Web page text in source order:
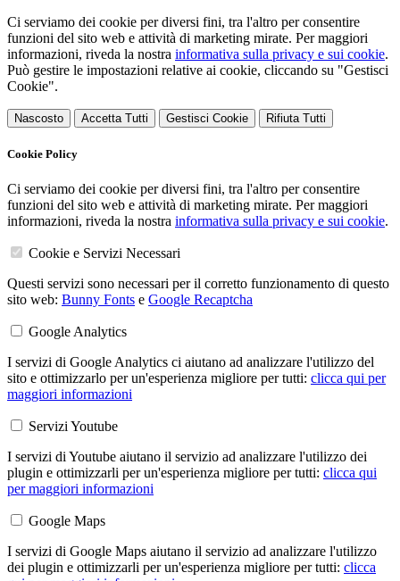
Ci serviamo dei cookie per diversi fini, tra l'altro per consentire
funzioni del sito web e attività di marketing mirate. Per maggiori
informazioni, riveda la nostra informativa sulla privacy e sui cookie.
Può gestire le impostazioni relative ai cookie, cliccando su "Gestisci
Cookie".
Nascosto Accetta Tutti Gestisci Cookie Rifiuta Tutti
Cookie Policy
Ci serviamo dei cookie per diversi fini, tra l'altro per consentire
funzioni del sito web e attività di marketing mirate. Per maggiori
informazioni, riveda la nostra informativa sulla privacy e sui cookie.
Cookie e Servizi Necessari
Questi servizi sono necessari per il corretto funzionamento di questo
sito web: Bunny Fonts e Google Recaptcha
Google Analytics
I servizi di Google Analytics ci aiutano ad analizzare l'utilizzo del
sito e ottimizzarlo per un'esperienza migliore per tutti: clicca qui per
maggiori informazioni
Servizi Youtube
I servizi di Youtube aiutano il servizio ad analizzare l'utilizzo dei
plugin e ottimizzarli per un'esperienza migliore per tutti: clicca qui
per maggiori informazioni
Google Maps
I servizi di Google Maps aiutano il servizio ad analizzare l'utilizzo
dei plugin e ottimizzarli per un'esperienza migliore per tutti: clicca